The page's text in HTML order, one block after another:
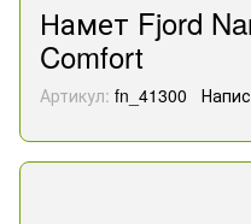
Намет Fjord
Comfort
Артикул: fn_41300